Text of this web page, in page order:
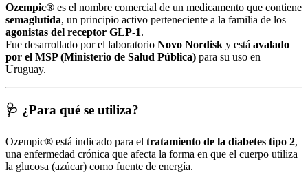
Ozempic® es el nombre comercial de un medicamento que contiene
semaglutida, un principio activo perteneciente a la familia de los
agonistas del receptor GLP-1.
Fue desarrollado por el laboratorio Novo Nordisk y está avalado
por el MSP (Ministerio de Salud Pública) para su uso en
Uruguay.
🩺 ¿Para qué se utiliza?
Ozempic® está indicado para el tratamiento de la diabetes tipo 2,
una enfermedad crónica que afecta la forma en que el cuerpo utiliza
la glucosa (azúcar) como fuente de energía.